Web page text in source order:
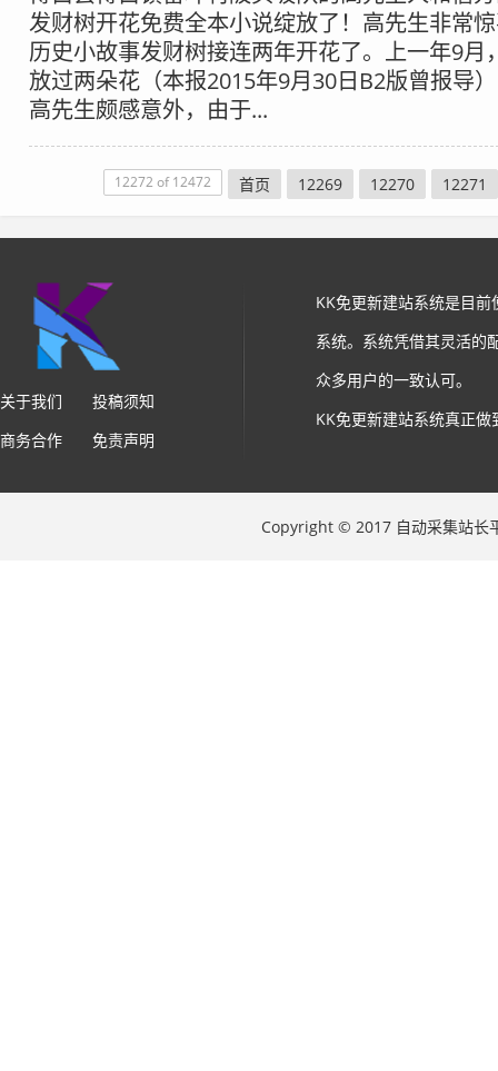
发财树开花免费全本小说绽放了！高先生非常
历史小故事发财树接连两年开花了。上一年9月
放过两朵花（本报2015年9月30日B2版曾报导
高先生颇感意外，由于...
12272 of 12472 首页 12269 12270 12271
关于我们
投稿须知
商务合作
免责声明
KK免更新建站系统是目
系统。系统凭借其灵活的
众多用户的一致认可。
KK免更新建站系统真正
Copyright © 2017 自动采集站长